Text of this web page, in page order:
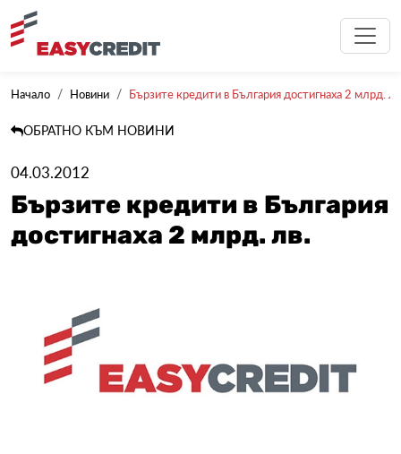
Начало Новини Бързите кредити в България достигнаха 2 млрд.
ОБРАТНО КЪМ НОВИНИ
04.03.2012
Бързите кредити в България
достигнаха 2 млрд. лв.